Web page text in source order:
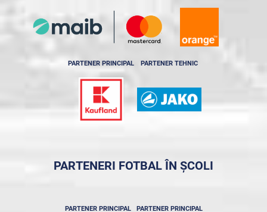
PARTENER PRINCIPAL PARTENER TEHNIC
PARTENERI FOTBAL ÎN ȘCOLI
PARTENER PRINCIPAL PARTENER PRINCIPAL